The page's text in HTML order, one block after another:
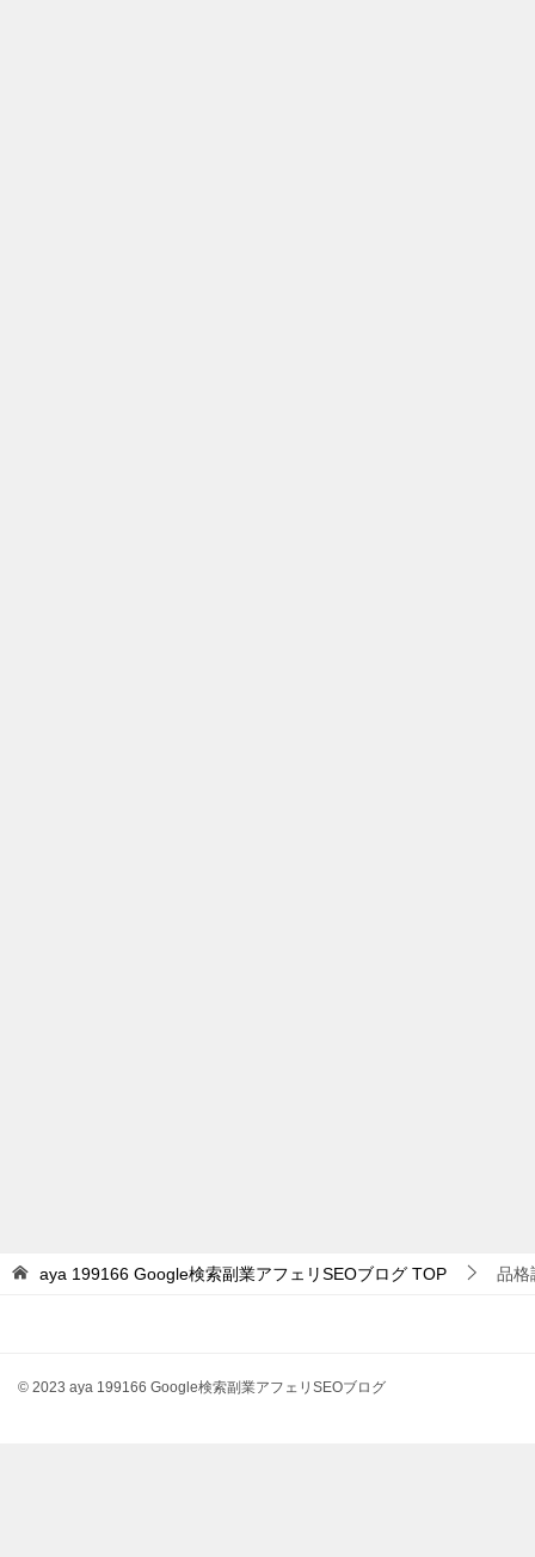
aya 199166 Google検索副業アフェリSEOブログ TOP 品格
© 2023 aya 199166 Google検索副業アフェリSEOブログ